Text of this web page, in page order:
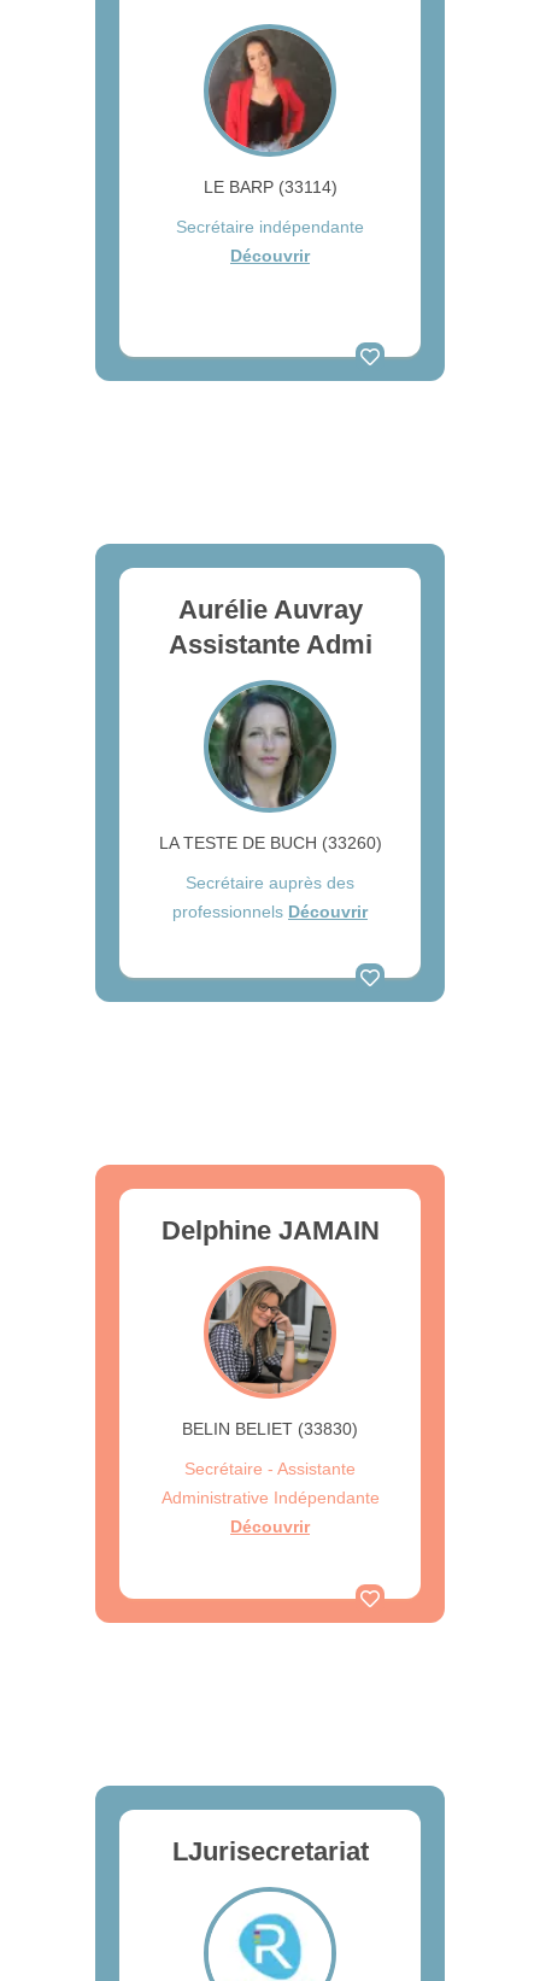
LE BARP (33114)
Secrétaire indépendante
Découvrir
Aurélie Auvray
Assistante Admi
LA TESTE DE BUCH (33260)
Secrétaire auprès des
professionnels Découvrir
Delphine JAMAIN
BELIN BELIET (33830)
Secrétaire - Assistante
Administrative Indépendante
Découvrir
LJurisecretariat